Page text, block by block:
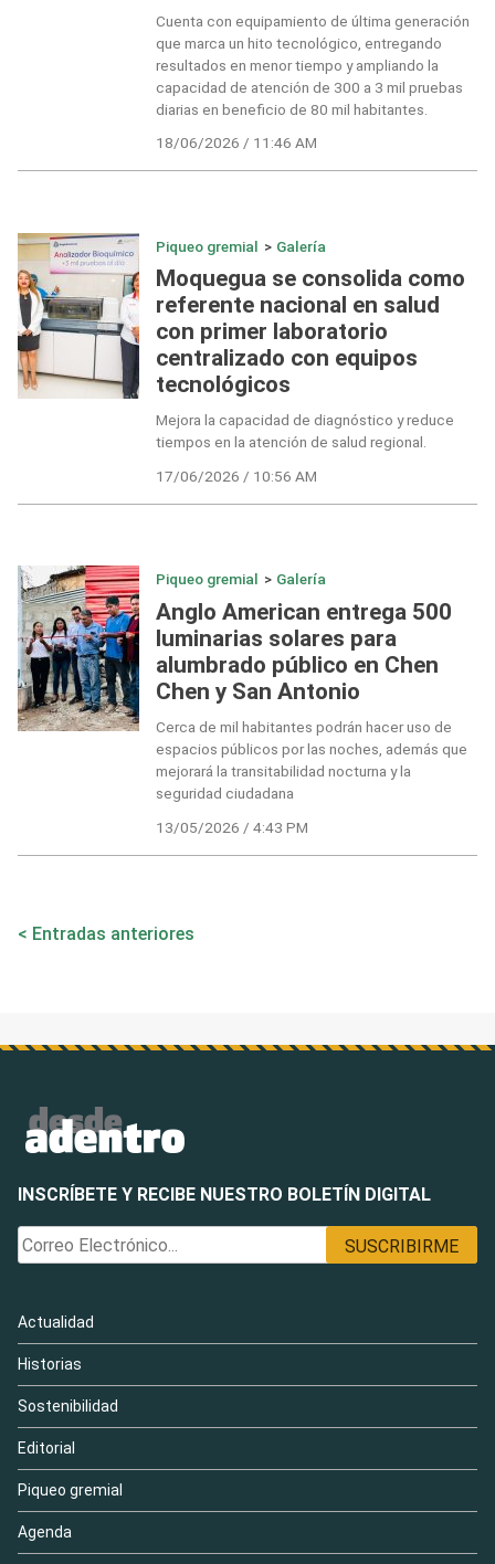
Cuenta con equipamiento de última generación
que marca un hito tecnológico, entregando
resultados en menor tiempo y ampliando la
capacidad de atención de 300 a 3 mil pruebas
diarias en beneficio de 80 mil habitantes.
18/06/2026 / 11:46 AM
Piqueo gremial > Galería
Moquegua se consolida como
referente nacional en salud
con primer laboratorio
centralizado con equipos
tecnológicos
Mejora la capacidad de diagnóstico y reduce
tiempos en la atención de salud regional.
17/06/2026 / 10:56 AM
Piqueo gremial > Galería
Anglo American entrega 500
luminarias solares para
alumbrado público en Chen
Chen y San Antonio
Cerca de mil habitantes podrán hacer uso de
espacios públicos por las noches, además que
mejorará la transitabilidad nocturna y la
seguridad ciudadana
13/05/2026 / 4:43 PM
Navegación
Entradas anteriores
INSCRÍBETE Y RECIBE NUESTRO BOLETÍN DIGITAL
Actualidad
Historias
Sostenibilidad
Editorial
Piqueo gremial
Agenda